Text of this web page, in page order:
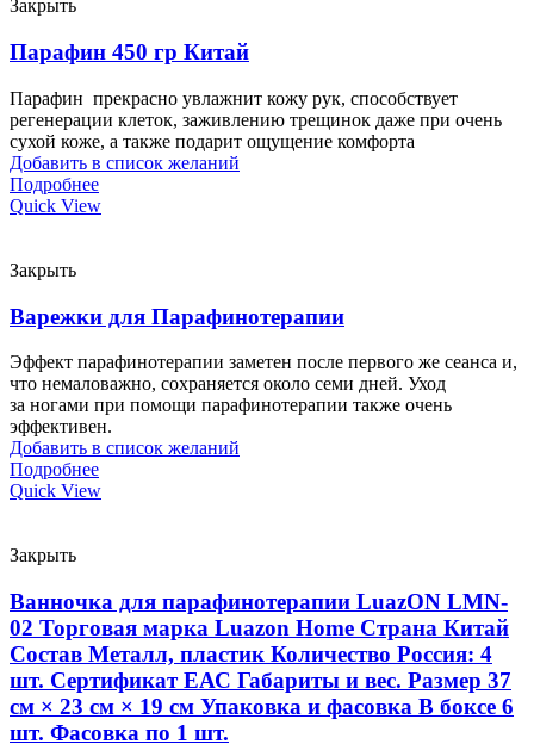
Закрыть
Парафин 450 гр Китай
Парафин прекрасно увлажнит кожу рук, способствует
регенерации клеток, заживлению трещинок даже при очень
сухой коже, а также подарит ощущение комфорта
Добавить в список желаний
Подробнее
Quick View
Закрыть
Варежки для Парафинотерапии
Эффект парафинотерапии заметен после первого же сеанса и,
что немаловажно, сохраняется около семи дней. Уход
за ногами при помощи парафинотерапии также очень
эффективен.
Добавить в список желаний
Подробнее
Quick View
Закрыть
Ванночка для парафинотерапии LuazON LMN-
02 Торговая марка Luazon Home Страна Китай
Состав Металл, пластик Количество Россия: 4
шт. Сертификат ЕАС Габариты и вес. Размер 37
см × 23 см × 19 см Упаковка и фасовка В боксе 6
шт. Фасовка по 1 шт.